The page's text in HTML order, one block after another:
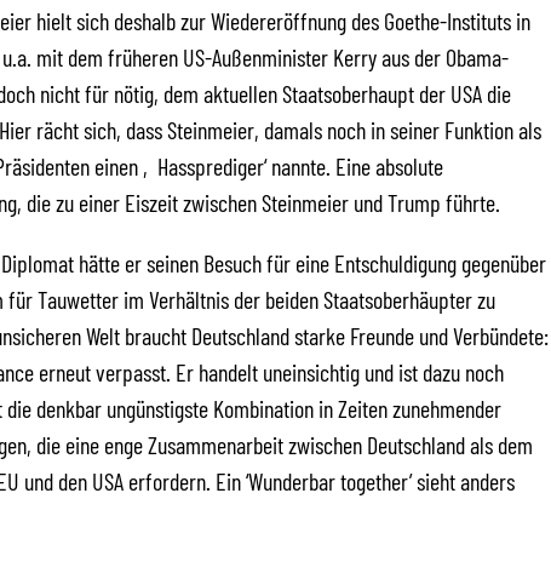
hielt sich deshalb zur Wiedereröffnung des Goethe-Instituts in
mit dem früheren US-Außenminister Kerry aus der Obama-
nicht für nötig, dem aktuellen Staatsoberhaupt der USA die
rächt sich, dass Steinmeier, damals noch in seiner Funktion als
einen ‚Hassprediger‘ nannte. Eine absolute
die zu einer Eiszeit zwischen Steinmeier und Trump führte.
hätte er seinen Besuch für eine Entschuldigung gegenüber
Tauwetter im Verhältnis der beiden Staatsoberhäupter zu
Welt braucht Deutschland starke Freunde und Verbündete:
erneut verpasst. Er handelt uneinsichtig und ist dazu noch
denkbar ungünstigste Kombination in Zeiten zunehmender
die eine enge Zusammenarbeit zwischen Deutschland als dem
und den USA erfordern. Ein ‘Wunderbar together’ sieht anders